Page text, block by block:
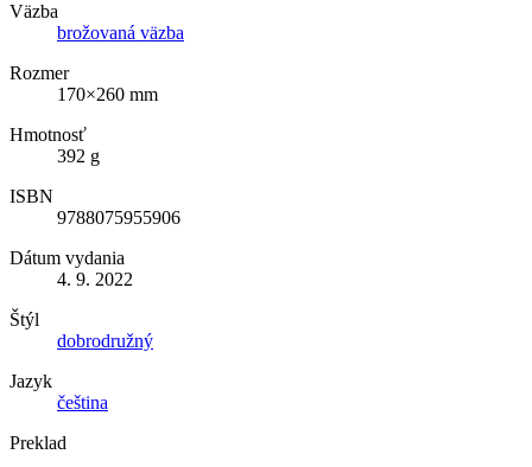
Väzba
brožovaná väzba
Rozmer
170×260 mm
Hmotnosť
392 g
ISBN
9788075955906
Dátum vydania
4. 9. 2022
Štýl
dobrodružný
Jazyk
čeština
Preklad